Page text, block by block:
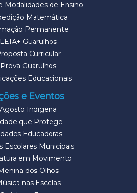
Modalidades de Ensino
Matemática
Permanente
LEIA+ Guarulhos
Curricular
Prova Guarulhos
Educacionais
e Eventos
Agosto Indígena
que Protege
Educadoras
Escolares Municipais
em Movimento
Menina dos Olhos
nas Escolas